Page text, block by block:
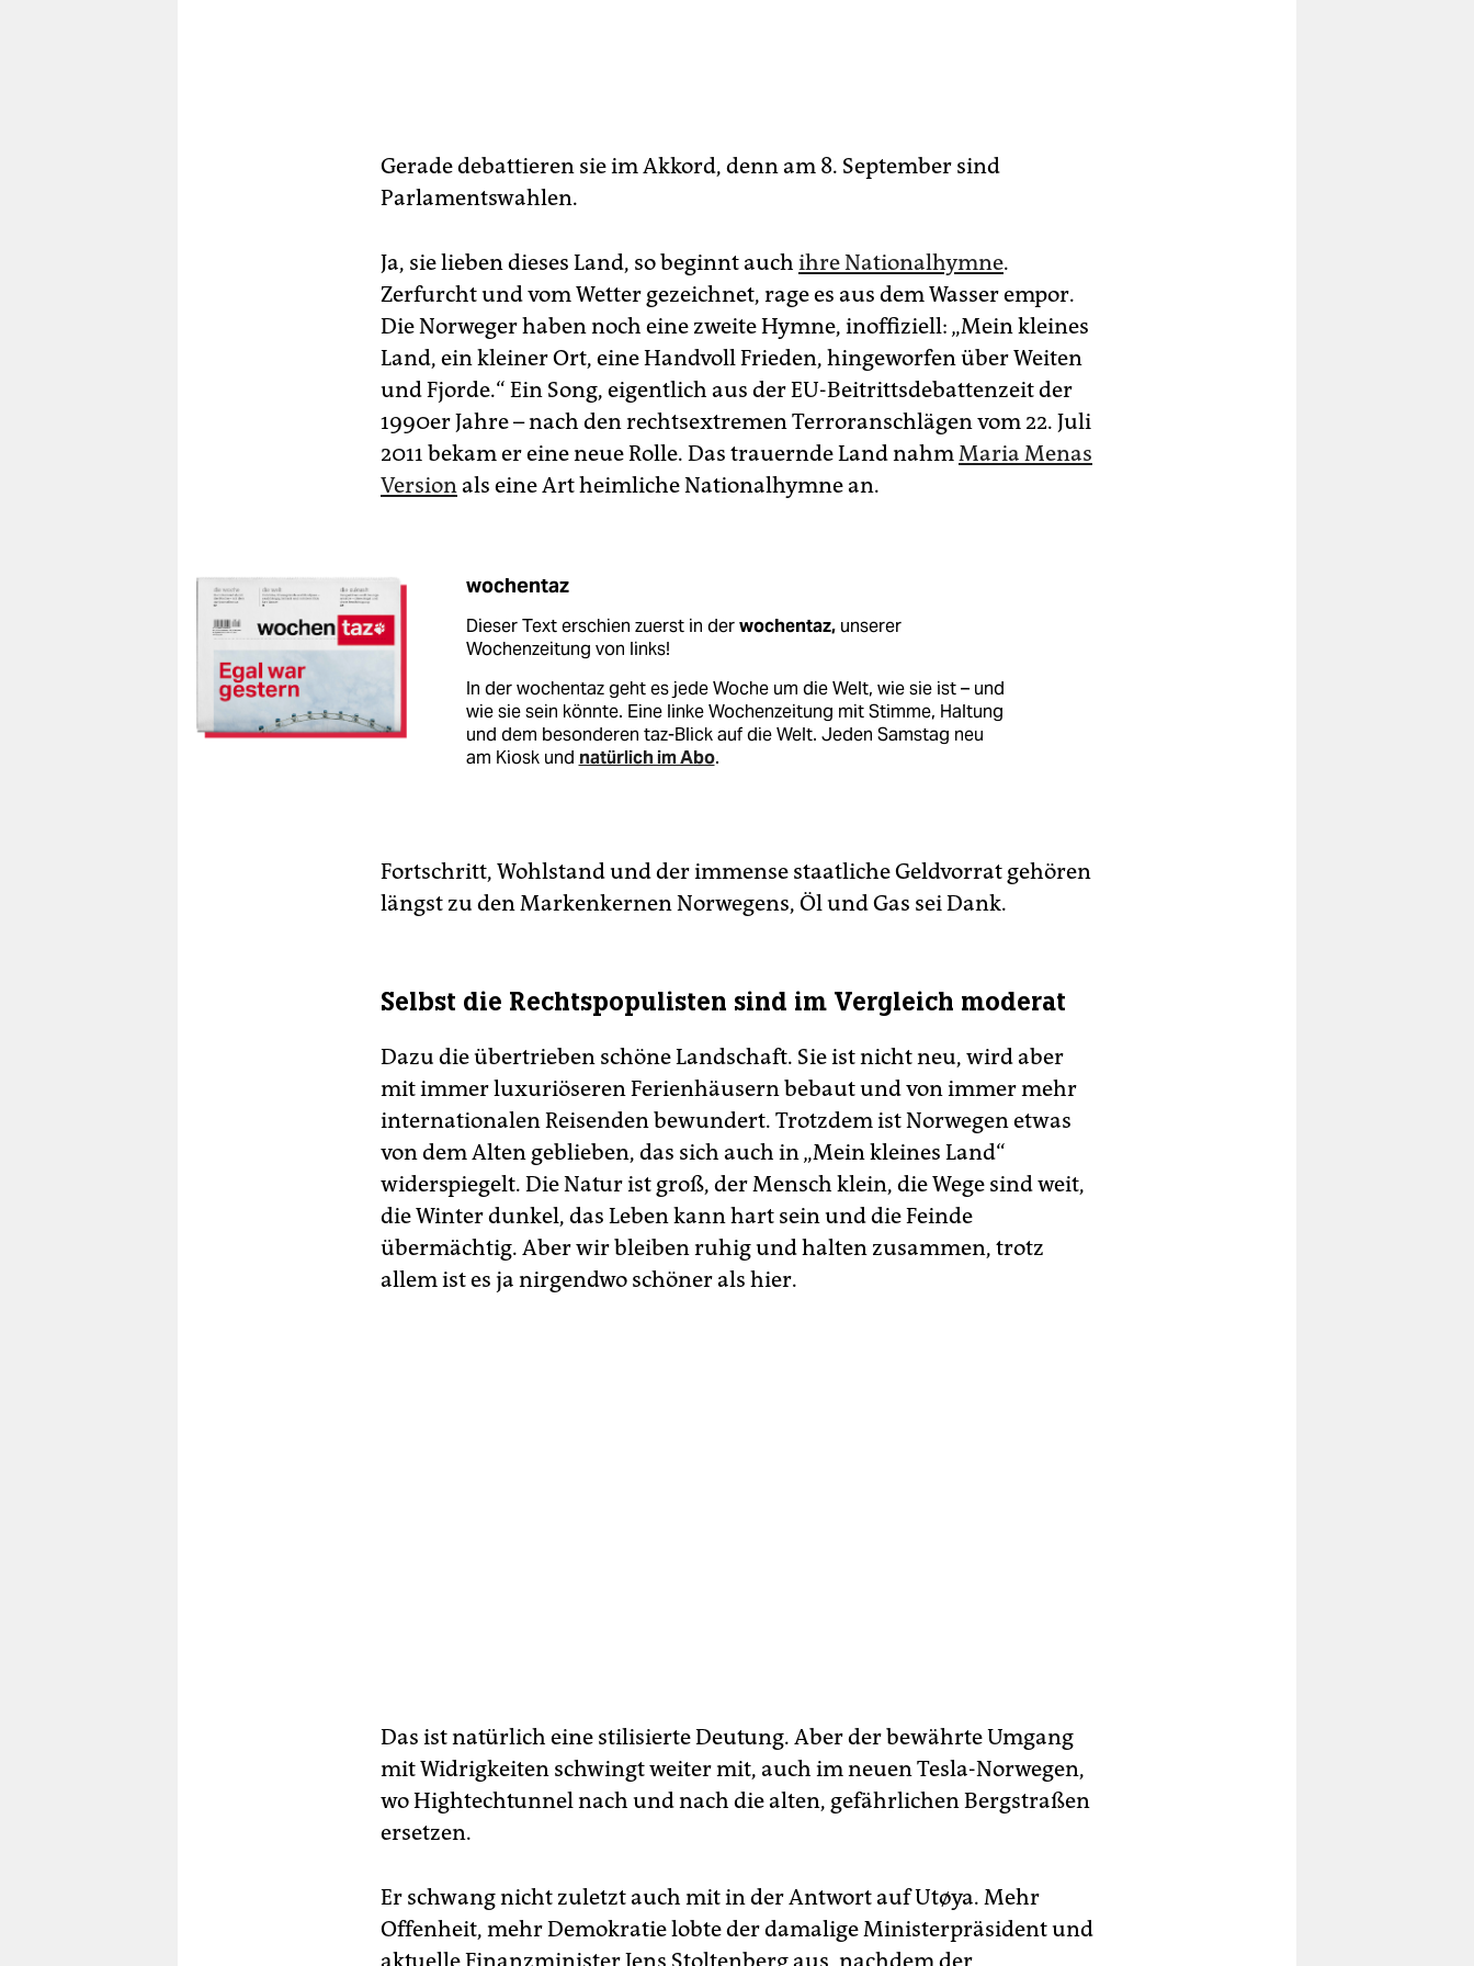
Gerade debattieren sie im Akkord, denn am 8. September sind
Parlamentswahlen.
Ja, sie lieben dieses Land, so beginnt auch ihre Nationalhymne.
Zerfurcht und vom Wetter gezeichnet, rage es aus dem Wasser empor.
Die Norweger haben noch eine zweite Hymne, inoffiziell: „Mein kleines
Land, ein kleiner Ort, eine Handvoll Frieden, hingeworfen über Weiten
und Fjorde.“ Ein Song, eigentlich aus der EU-Beitrittsdebattenzeit der
1990er Jahre – nach den rechtsextremen Terroranschlägen vom 22. Juli
2011 bekam er eine neue Rolle. Das trauernde Land nahmMaria Menas
Versionals eine Art heimliche Nationalhymne an.
wochentaz
Dieser Text erschien zuerst in derwochentaz,unserer
Wochenzeitung von links!
In der wochentaz geht es jede Woche um die Welt, wie sie ist – und
wie sie sein könnte. Eine linke Wochenzeitung mit Stimme, Haltung
und dem besonderen taz-Blick auf die Welt. Jeden Samstag neu
am Kiosk und natürlich im Abo.
Fortschritt, Wohlstand und der immense staatliche Geldvorrat gehören
längst zu den Markenkernen Norwegens, Öl und Gas sei Dank.
Selbst die Rechtspopulisten sind im Vergleich moderat
Dazu die übertrieben schöne Landschaft. Sie ist nicht neu, wird aber
mit immer luxuriöseren Ferienhäusern bebaut und von immer mehr
internationalen Reisenden bewundert. Trotzdem ist Norwegen etwas
von dem Alten geblieben, das sich auch in „Mein kleines Land“
widerspiegelt. Die Natur ist groß, der Mensch klein, die Wege sind weit,
die Winter dunkel, das Leben kann hart sein und die Feinde
übermächtig. Aber wir bleiben ruhig und halten zusammen, trotz
allem ist es ja nirgendwo schöner als hier.
Das ist natürlich eine stilisierte Deutung. Aber der bewährte Umgang
mit Widrigkeiten schwingt weiter mit, auch im neuen Tesla-Norwegen,
wo Hightechtunnel nach und nach die alten, gefährlichen Bergstraßen
ersetzen.
Er schwang nicht zuletzt auch mit in der Antwort auf Utøya. Mehr
Offenheit, mehr Demokratie lobte der damalige Ministerpräsident und
aktuelle Finanzminister Jens Stoltenberg aus, nachdem der